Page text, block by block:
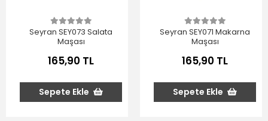
Seyran SEY073 Salata
Maşası
165,90 TL
Sepete Ekle
Seyran SEY071 Makarna
Maşası
165,90 TL
Sepete Ekle